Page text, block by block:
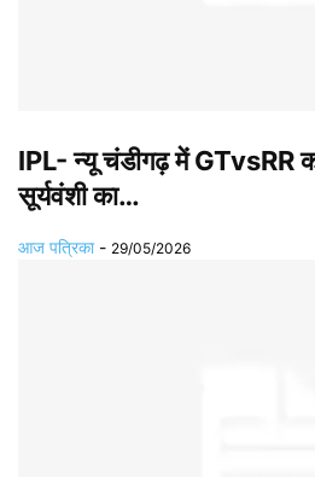
IPL- न्यू चंडीगढ़ में GTvsRR
सूर्यवंशी का…
आज पत्रिका - 29/05/2026